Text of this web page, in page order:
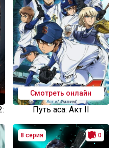
Смотреть онлайн
Путь аса: Акт II
8 серия 0